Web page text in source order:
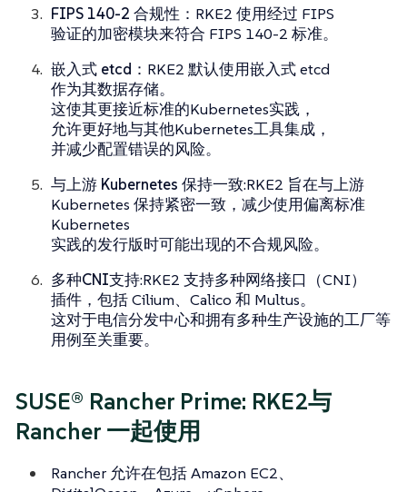
FIPS 140-2 合规性 ：RKE2 使用经过 FIPS
验证的加密模块来符合 FIPS 140-2 标准。
嵌入式 etcd ：RKE2 默认使用嵌入式 etcd
作为其数据存储。
这使其更接近标准的Kubernetes实践，
允许更好地与其他Kubernetes工具集成，
并减少配置错误的风险。
与上游 Kubernetes 保持一致:RKE2 旨在与上游
Kubernetes 保持紧密一致，减少使用偏离标准
Kubernetes
实践的发行版时可能出现的不合规风险。
多种CNI支持:RKE2 支持多种网络接口（CNI）
插件，包括 Cilium、Calico 和 Multus。
这对于电信分发中心和拥有多种生产设施的工厂等
用例至关重要。
SUSE® Rancher Prime: RKE2与
Rancher 一起使用
Rancher 允许在包括 Amazon EC2、